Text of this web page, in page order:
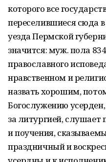
которого все
переселившиеся сюда в
уезда Пермской
значится: муж. пола
православного
нравственном и
назвать хорошим,
Богослужению усерден,
за литургией, слушает
и поучения,
праздничный и